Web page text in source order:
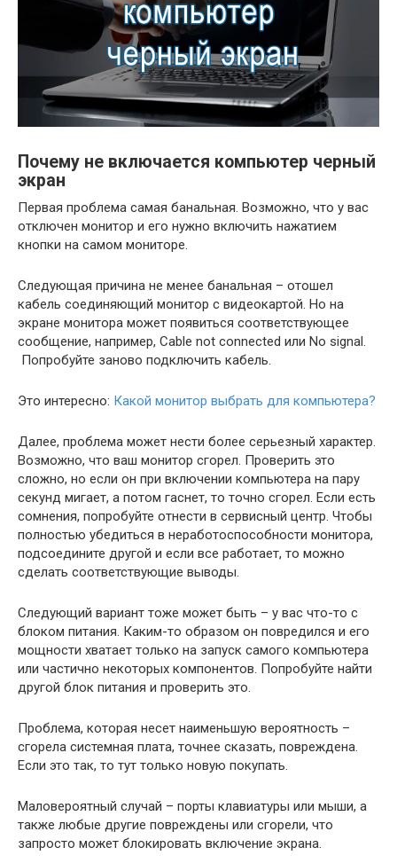
Почему не включается компьютер черный
экран
Первая проблема самая банальная. Возможно, что у вас
отключен монитор и его нужно включить нажатием
кнопки на самом мониторе.
Следующая причина не менее банальная – отошел
кабель соединяющий монитор с видеокартой. Но на
экране монитора может появиться соответствующее
сообщение, например, Cable not connected или No signal.
Попробуйте заново подключить кабель.
Это интересно: Какой монитор выбрать для компьютера?
Далее, проблема может нести более серьезный характер.
Возможно, что ваш монитор сгорел. Проверить это
сложно, но если он при включении компьютера на пару
секунд мигает, а потом гаснет, то точно сгорел. Если есть
сомнения, попробуйте отнести в сервисный центр. Чтобы
полностью убедиться в неработоспособности монитора,
подсоедините другой и если все работает, то можно
сделать соответствующие выводы.
Следующий вариант тоже может быть – у вас что-то с
блоком питания. Каким-то образом он повредился и его
мощности хватает только на запуск самого компьютера
или частично некоторых компонентов. Попробуйте найти
другой блок питания и проверить это.
Проблема, которая несет наименьшую вероятность –
сгорела системная плата, точнее сказать, повреждена.
Если это так, то тут только новую покупать.
Маловероятный случай – порты клавиатуры или мыши, а
также любые другие повреждены или сгорели, что
запросто может блокировать включение экрана.